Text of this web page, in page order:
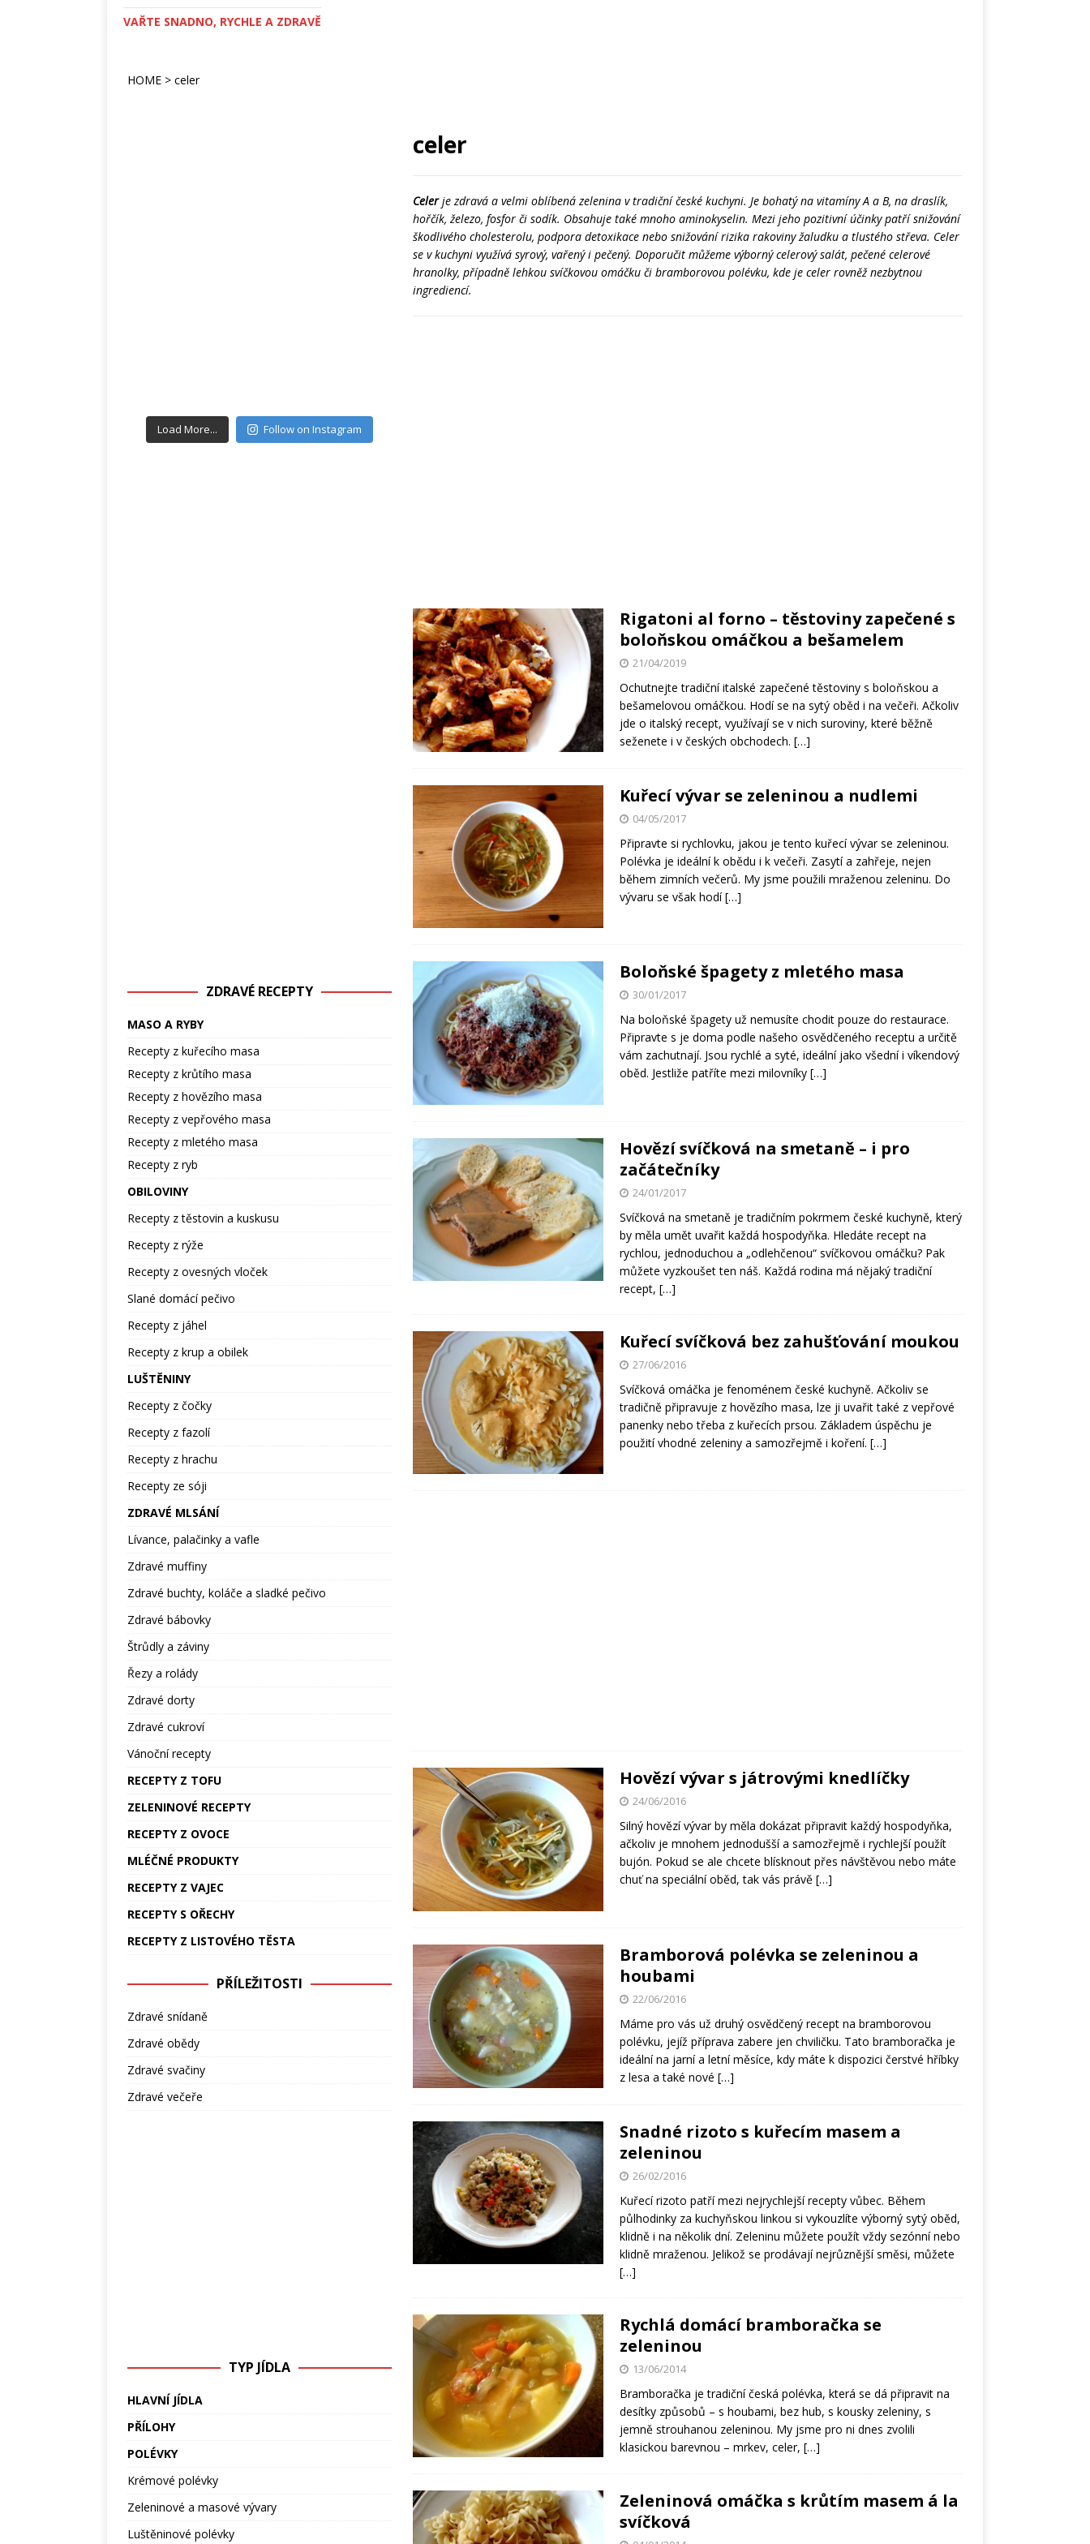
VAŘTE SNADNO, RYCHLE A ZDRAVĚ
HOME > celer
celer
Celerje zdravá a velmi oblíbená zelenina v tradiční české kuchyni. Je bohatý na vitamíny A a B, na draslík,
hořčík, železo, fosfor či sodík. Obsahuje také mnoho aminokyselin. Mezi jeho pozitivní účinky patří snižování
škodlivého cholesterolu, podpora detoxikace nebo snižování rizika rakoviny žaludku a tlustého střeva. Celer
se v kuchyni využívá syrový, vařený i pečený. Doporučit můžeme výborný celerový salát, pečené celerové
hranolky, případně lehkou svíčkovou omáčku či bramborovou polévku, kde je celer rovněž nezbytnou
ingrediencí.
Rigatoni al forno – těstoviny zapečené s
boloňskou omáčkou a bešamelem
21/04/2019
Ochutnejte tradiční italské zapečené těstoviny s boloňskou a
bešamelovou omáčkou. Hodí se na sytý oběd i na večeři. Ačkoliv
jde o italský recept, využívají se v nich suroviny, které běžně
seženete i v českých obchodech. […]
Kuřecí vývar se zeleninou a nudlemi
04/05/2017
Připravte si rychlovku, jakou je tento kuřecí vývar se zeleninou.
Polévka je ideální k obědu i k večeři. Zasytí a zahřeje, nejen
během zimních večerů. My jsme použili mraženou zeleninu. Do
vývaru se však hodí[…]
Boloňské špagety z mletého masa
30/01/2017
Na boloňské špagety už nemusíte chodit pouze do restaurace.
Připravte s je doma podle našeho osvědčeného receptu a určitě
vám zachutnají. Jsou rychlé a syté, ideální jako všední i víkendový
oběd. Jestliže patříte mezi milovníky […]
Hovězí svíčková na smetaně – i pro
začátečníky
24/01/2017
Svíčková na smetaně je tradičním pokrmem české kuchyně, který
by měla umět uvařit každá hospodyňka. Hledáte recept na
rychlou, jednoduchou a „odlehčenou“ svíčkovou omáčku? Pak
můžete vyzkoušet ten náš. Každá rodina má nějaký tradiční
recept, […]
Kuřecí svíčková bez zahušťování moukou
27/06/2016
Svíčková omáčka je fenoménem české kuchyně. Ačkoliv se
tradičně připravuje z hovězího masa, lze ji uvařit také z vepřové
panenky nebo třeba z kuřecích prsou. Základem úspěchu je
použití vhodné zeleniny a samozřejmě i koření. […]
Hovězí vývar s játrovými knedlíčky
24/06/2016
Silný hovězí vývar by měla dokázat připravit každý hospodyňka,
ačkoliv je mnohem jednodušší a samozřejmě i rychlejší použít
bujón. Pokud se ale chcete blísknout přes návštěvou nebo máte
chuť na speciální oběd, tak vás právě […]
Bramborová polévka se zeleninou a
houbami
22/06/2016
Máme pro vás už druhý osvědčený recept na bramborovou
polévku, jejíž příprava zabere jen chviličku. Tato bramboračka je
ideální na jarní a letní měsíce, kdy máte k dispozici čerstvé hříbky
z lesa a také nové […]
Snadné rizoto s kuřecím masem a
zeleninou
26/02/2016
Kuřecí rizoto patří mezi nejrychlejší recepty vůbec. Během
půlhodinky za kuchyňskou linkou si vykouzlíte výborný sytý oběd,
klidně i na několik dní. Zeleninu můžete použít vždy sezónní nebo
klidně mraženou. Jelikož se prodávají nejrůznější směsi, můžete
[…]
Rychlá domácí bramboračka se
zeleninou
13/06/2014
Bramboračka je tradiční česká polévka, která se dá připravit na
desítky způsobů – s houbami, bez hub, s kousky zeleniny, s
jemně strouhanou zeleninou. My jsme pro ni dnes zvolili
klasickou barevnou – mrkev, celer, […]
Zeleninová omáčka s krůtím masem á la
svíčková
Load More... Follow on Instagram
ZDRAVÉ RECEPTY
MASO A RYBY
Recepty z kuřecího masa
Recepty z krůtího masa
Recepty z hovězího masa
Recepty z vepřového masa
Recepty z mletého masa
Recepty z ryb
OBILOVINY
Recepty z těstovin a kuskusu
Recepty z rýže
Recepty z ovesných vloček
Slané domácí pečivo
Recepty z jáhel
Recepty z krup a obilek
LUŠTĚNINY
Recepty z čočky
Recepty z fazolí
Recepty z hrachu
Recepty ze sóji
ZDRAVÉ MLSÁNÍ
Lívance, palačinky a vafle
Zdravé muffiny
Zdravé buchty, koláče a sladké pečivo
Zdravé bábovky
Štrůdly a záviny
Řezy a rolády
Zdravé dorty
Zdravé cukroví
Vánoční recepty
RECEPTY Z TOFU
ZELENINOVÉ RECEPTY
RECEPTY Z OVOCE
MLÉČNÉ PRODUKTY
RECEPTY Z VAJEC
RECEPTY S OŘECHY
RECEPTY Z LISTOVÉHO TĚSTA
PŘÍLEŽITOSTI
Zdravé snídaně
Zdravé obědy
Zdravé svačiny
Zdravé večeře
TYP JÍDLA
HLAVNÍ JÍDLA
PŘÍLOHY
POLÉVKY
Krémové polévky
Zeleninové a masové vývary
Luštěninové polévky